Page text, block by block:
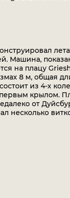
Машина,
на плацу
8 м, общая
из 4-х
крылом.
от
несколько